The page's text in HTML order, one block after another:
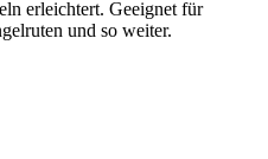
erleichtert. Geeignet für
und so weiter.